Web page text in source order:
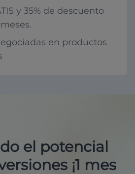
y 35% de descuento
en productos
el potencial
¡1 mes